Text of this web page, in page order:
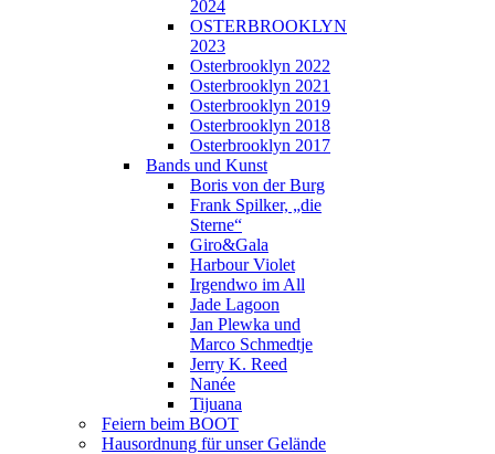
2024
OSTERBROOKLYN
2023
Osterbrooklyn 2022
Osterbrooklyn 2021
Osterbrooklyn 2019
Osterbrooklyn 2018
Osterbrooklyn 2017
Bands und Kunst
Boris von der Burg
Frank Spilker, „die
Sterne“
Giro&Gala
Harbour Violet
Irgendwo im All
Jade Lagoon
Jan Plewka und
Marco Schmedtje
Jerry K. Reed
Nanée
Tijuana
Feiern beim BOOT
Hausordnung für unser Gelände